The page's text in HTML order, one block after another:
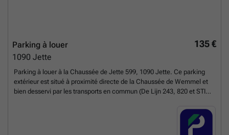
135 €
Parking à louer
1090 Jette
Parking à louer à la Chaussée de Jette 599, 1090 Jette. Ce parking
extérieur est situé à proximité directe de la Chaussée de Wemmel et
bien desservi par les transports en commun (De Lijn 243, 820 et STIB
commerces et restaurants à quelques pas. Facilement accessible et
sécurisé, ce parking est idéal pour les résidents ou navetteurs
souhaitant un stationnement pratique à Jette. Réservez votre place en